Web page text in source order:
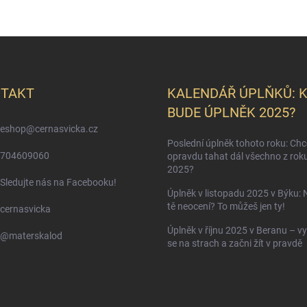
eshop@cernasvicka.cz
704609060
Sledujte nás na Facebooku!
cernasvicka
@materskalod
KALENDÁŘ ÚPLŇKŮ:
BUDE ÚPLNĚK 2025?
Poslední úplněk tohoto roku:
opravdu tahat dál všechno z
2025?
Úplněk v listopadu 2025 v Býku:
tě neocení? To můžeš jen ty!
Úplněk v říjnu 2025 v Beranu –
se na strach a začni žít v pravdě